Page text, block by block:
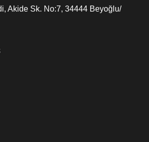
Akide Sk. No:7, 34444 Beyoğlu/